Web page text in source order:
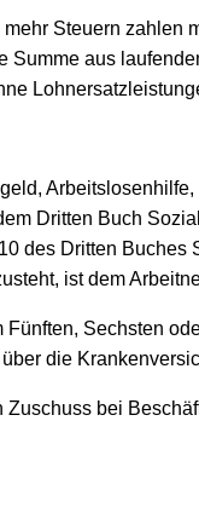
Steuern zahlen
Summe aus
Dritten Buch
des Dritten Buches
ist dem
Sechsten
die
bei